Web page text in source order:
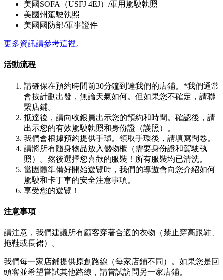
美國SOFA（USFJ 4EJ）/軍用駕駛執照
美國州駕駛執照
美國國防部/軍事證件
更多資訊請參考這裡。
活動流程
請確保在預約時間前30分鐘到達我們的店鋪。*我們通常
會按計劃出發，無論天氣如何。但如果您不確定，請聯
繫店鋪。
抵達後，請向收銀員出示您的預約和時間。確認後，請
出示您的有效駕駛執照和身份證（護照）。
我們會根據預約提供手環。領取手環後，請填寫問卷。
請將所有隨身物品放入儲物櫃（需要身份證和駕駛執
照）。然後選擇您喜歡的服裝！所有服裝均已清洗。
當團體準備好開始遊覽時，我們的導遊會向您介紹如何
駕駛和卡丁車的安全注意事項。
享受您的遊覽！
注意事項
請注意，我們建議所有顧客穿著合適的衣物（禁止穿高跟鞋、
拖鞋或長裙）。
我們每一家店鋪提供原創路線（每家店鋪不同）。如果您是回
頭客並希望嘗試其他路線，請嘗試訪問另一家店鋪。